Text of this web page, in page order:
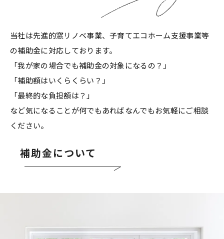
当社は先進的窓リノベ事業、子育てエコホーム支援事業等
の補助金に対応しております。
「我が家の場合でも補助金の対象になるの？」
「補助額はいくらくらい？」
「最終的な負担額は？」
など気になることが何でもあればなんでもお気軽にご相談
ください。
補助金について